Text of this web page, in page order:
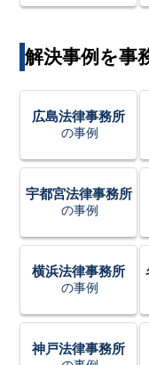
解決事例を事
広島法律事務所
の事例
宇都宮法律事務所
の事例
横浜法律事務所
の事例
神戸法律事務所